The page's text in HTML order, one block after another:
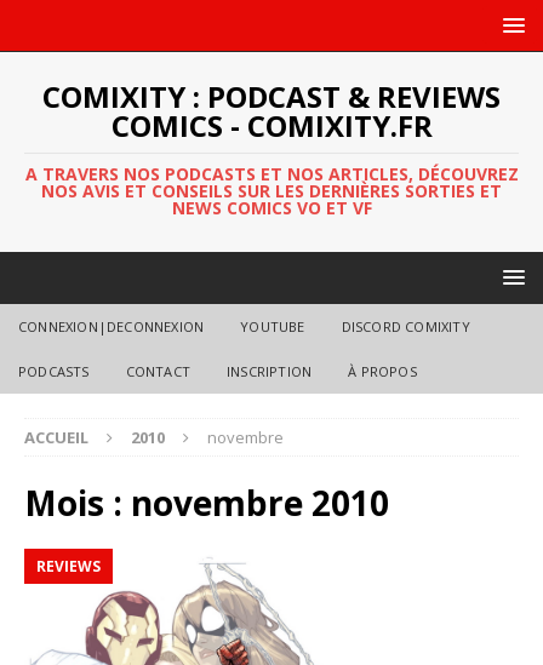
COMIXITY : PODCAST & REVIEWS
COMICS - COMIXITY.FR
A TRAVERS NOS PODCASTS ET NOS ARTICLES, DÉCOUVREZ
NOS AVIS ET CONSEILS SUR LES DERNIÈRES SORTIES ET
NEWS COMICS VO ET VF
CONNEXION|DECONNEXION YOUTUBE DISCORD COMIXITY
PODCASTS CONTACT INSCRIPTION À PROPOS
ACCUEIL 2010 novembre
Mois : novembre 2010
REVIEWS